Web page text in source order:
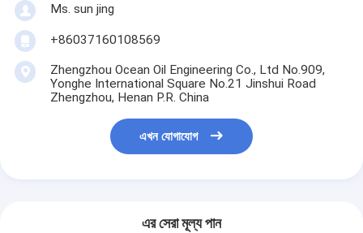
Ms. sun jing
+86037160108569
Zhengzhou Ocean Oil Engineering Co., Ltd No.909,
Yonghe International Square No.21 Jinshui Road
Zhengzhou, Henan P.R. China
এখন যোগাযোগ
এর সেরা মূল্য পান